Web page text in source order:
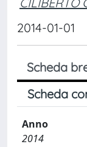
2014-01-01
Scheda
Scheda
Anno
2014